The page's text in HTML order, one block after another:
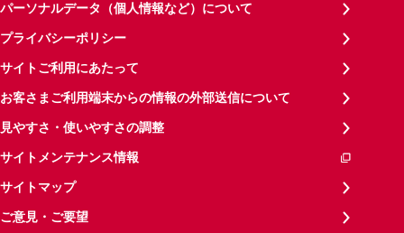
パーソナルデータ（個人情報など）について
プライバシーポリシー
サイトご利用にあたって
お客さまご利用端末からの情報の外部送信について
見やすさ・使いやすさの調整
サイトメンテナンス情報
サイトマップ
ご意見・ご要望